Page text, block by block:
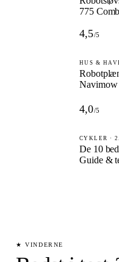
775
4,5/5
HUS &
Navimow
4,0/5
CYKLER ·
De 10
Guide &
★ VINDERNE